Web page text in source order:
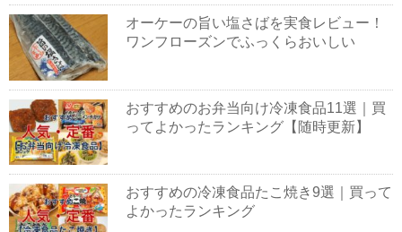
オーケーの旨い塩さばを実食レビュー！
ワンフローズンでふっくらおいしい
おすすめのお弁当向け冷凍食品11選｜買
ってよかったランキング【随時更新】
おすすめの冷凍食品たこ焼き9選｜買って
よかったランキング